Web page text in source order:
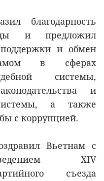
благодарность
и предложил
и обмен
в сферах
системы,
и
а также
с коррупцией.
Вьетнам с
XIV
съезда